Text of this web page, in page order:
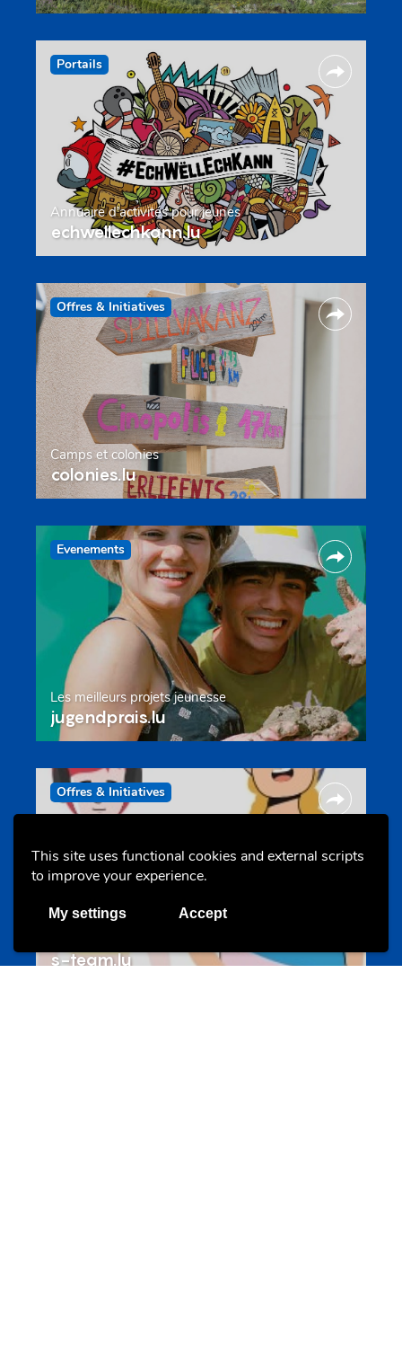
This site uses functional cookies and external scripts
to improve your experience.
My settings Accept
Portails
Annuaire d’activités pour jeunes
echwellechkann.lu
Offres & Initiatives
Camps et colonies
colonies.lu
Evenements
Les meilleurs projets jeunesse
jugendprais.lu
Offres & Initiatives
s-team.lu